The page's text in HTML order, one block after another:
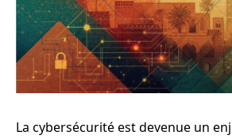
La cybersécurité est devenue un